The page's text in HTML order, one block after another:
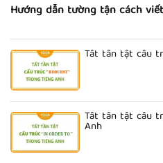
Hướng dẫn tường tận cách
Tất tần tật cấu
Tất tần tật cấu
Anh